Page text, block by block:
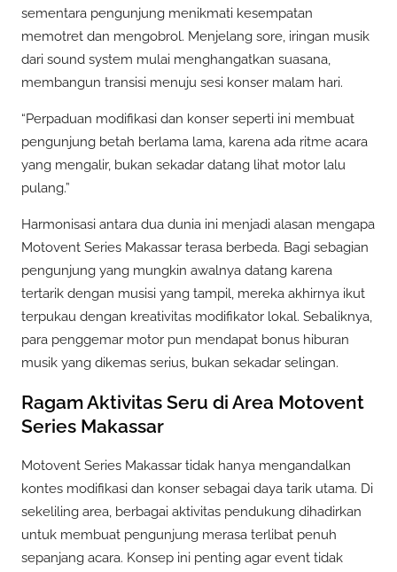
sementara pengunjung menikmati kesempatan
memotret dan mengobrol. Menjelang sore, iringan musik
dari sound system mulai menghangatkan suasana,
membangun transisi menuju sesi konser malam hari.
“Perpaduan modifikasi dan konser seperti ini membuat
pengunjung betah berlama lama, karena ada ritme acara
yang mengalir, bukan sekadar datang lihat motor lalu
pulang.”
Harmonisasi antara dua dunia ini menjadi alasan mengapa
Motovent Series Makassar terasa berbeda. Bagi sebagian
pengunjung yang mungkin awalnya datang karena
tertarik dengan musisi yang tampil, mereka akhirnya ikut
terpukau dengan kreativitas modifikator lokal. Sebaliknya,
para penggemar motor pun mendapat bonus hiburan
musik yang dikemas serius, bukan sekadar selingan.
Ragam Aktivitas Seru di Area Motovent
Series Makassar
Motovent Series Makassar tidak hanya mengandalkan
kontes modifikasi dan konser sebagai daya tarik utama. Di
sekeliling area, berbagai aktivitas pendukung dihadirkan
untuk membuat pengunjung merasa terlibat penuh
sepanjang acara. Konsep ini penting agar event tidak